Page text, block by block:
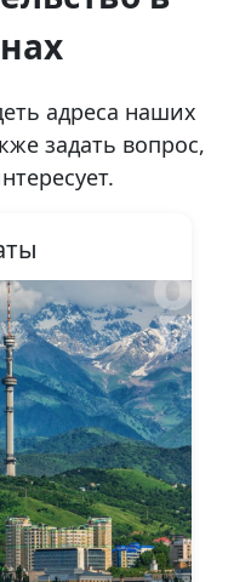
адреса наших
задать вопрос,